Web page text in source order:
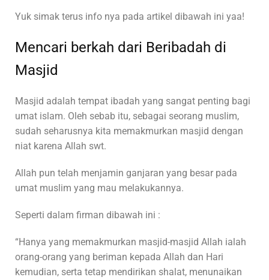
Yuk simak terus info nya pada artikel dibawah ini yaa!
Mencari berkah dari Beribadah di
Masjid
Masjid adalah tempat ibadah yang sangat penting bagi
umat islam. Oleh sebab itu, sebagai seorang muslim,
sudah seharusnya kita memakmurkan masjid dengan
niat karena Allah swt.
Allah pun telah menjamin ganjaran yang besar pada
umat muslim yang mau melakukannya.
Seperti dalam firman dibawah ini :
“Hanya yang memakmurkan masjid-masjid Allah ialah
orang-orang yang beriman kepada Allah dan Hari
kemudian, serta tetap mendirikan shalat, menunaikan